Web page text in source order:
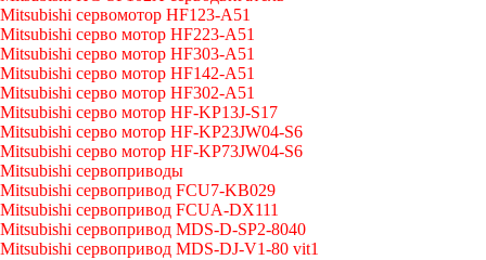
Mitsubishi сервомотор HF123-A51
Mitsubishi серво мотор HF223-A51
Mitsubishi серво мотор HF303-A51
Mitsubishi серво мотор HF142-A51
Mitsubishi серво мотор HF302-A51
Mitsubishi серво мотор HF-KP13J-S17
Mitsubishi серво мотор HF-KP23JW04-S6
Mitsubishi серво мотор HF-KP73JW04-S6
Mitsubishi сервоприводы
Mitsubishi сервопривод FCU7-KB029
Mitsubishi сервопривод FCUA-DX111
Mitsubishi сервопривод MDS-D-SP2-8040
Mitsubishi сервопривод MDS-DJ-V1-80 vit1